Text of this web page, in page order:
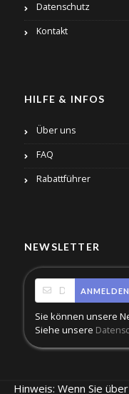
Datenschutz
Kontakt
HILFE & INFOS
Über uns
FAQ
Rabattführer
NEWSLETTER
ANMELDEN
Sie können unsere
Siehe unsere
Hinweis: Wenn Sie